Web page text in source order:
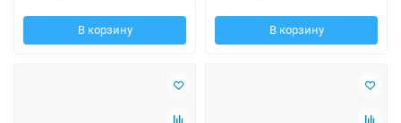
В корзину В корзину